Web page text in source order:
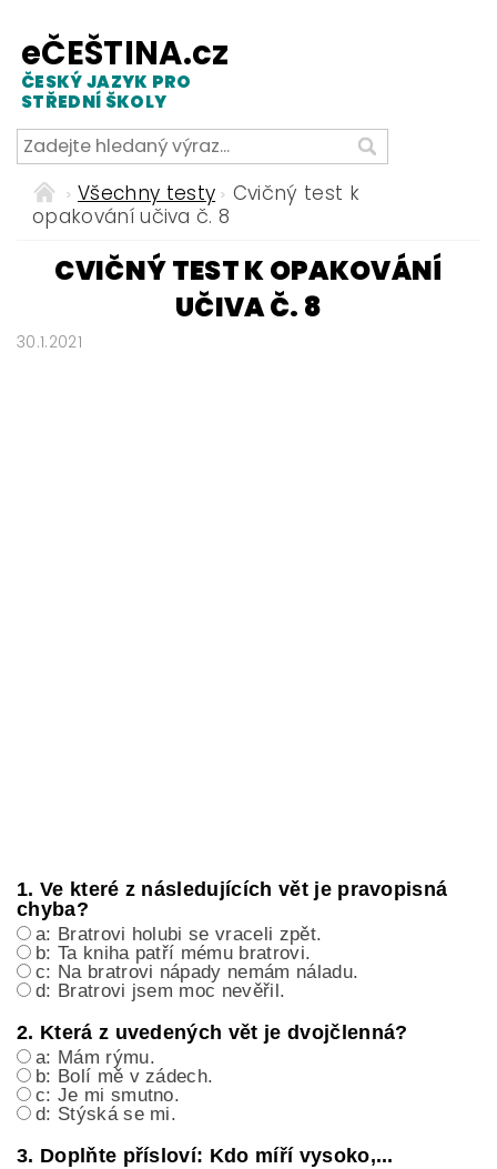
eČEŠTINA.cz
ČESKÝ JAZYK PRO
STŘEDNÍ ŠKOLY
Všechny testy
Cvičný test k
opakování učiva č. 8
CVIČNÝ TEST K OPAKOVÁNÍ
UČIVA Č. 8
30.1.2021
1. Ve které z následujících vět je pravopisná
chyba?
a: Bratrovi holubi se vraceli zpět.
b: Ta kniha patří mému bratrovi.
c: Na bratrovi nápady nemám náladu.
d: Bratrovi jsem moc nevěřil.
2. Která z uvedených vět je dvojčlenná?
a: Mám rýmu.
b: Bolí mě v zádech.
c: Je mi smutno.
d: Stýská se mi.
3. Doplňte přísloví: Kdo míří vysoko,...